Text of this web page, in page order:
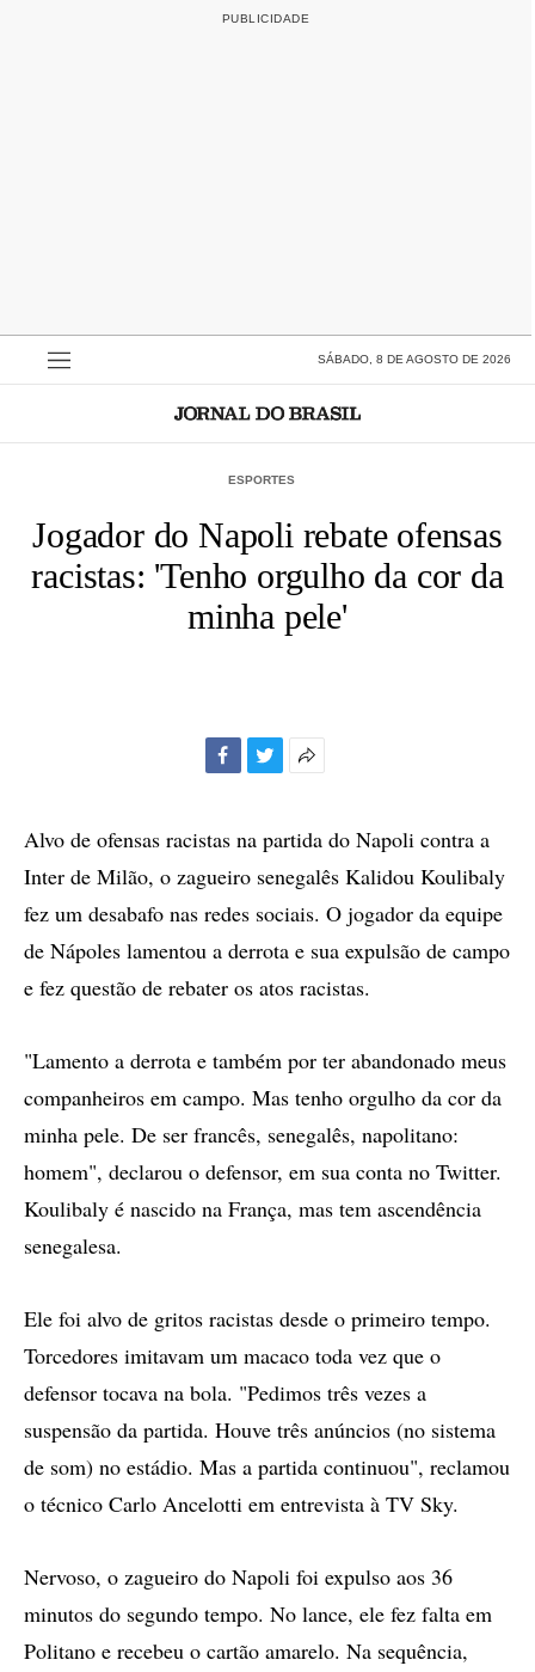
SÁBADO, 8 DE AGOSTO DE 2026
ESPORTES
Jogador do Napoli rebate ofensas
racistas: 'Tenho orgulho da cor da
minha pele'
compartilhamento
Alvo de ofensas racistas na partida do Napoli contra a
Inter de Milão, o zagueiro senegalês Kalidou Koulibaly
fez um desabafo nas redes sociais. O jogador da equipe
de Nápoles lamentou a derrota e sua expulsão de campo
e fez questão de rebater os atos racistas.
"Lamento a derrota e também por ter abandonado meus
companheiros em campo. Mas tenho orgulho da cor da
minha pele. De ser francês, senegalês, napolitano:
homem", declarou o defensor, em sua conta no Twitter.
Koulibaly é nascido na França, mas tem ascendência
senegalesa.
Ele foi alvo de gritos racistas desde o primeiro tempo.
Torcedores imitavam um macaco toda vez que o
defensor tocava na bola. "Pedimos três vezes a
suspensão da partida. Houve três anúncios (no sistema
de som) no estádio. Mas a partida continuou", reclamou
o técnico Carlo Ancelotti em entrevista à TV Sky.
Nervoso, o zagueiro do Napoli foi expulso aos 36
minutos do segundo tempo. No lance, ele fez falta em
Politano e recebeu o cartão amarelo. Na sequência,